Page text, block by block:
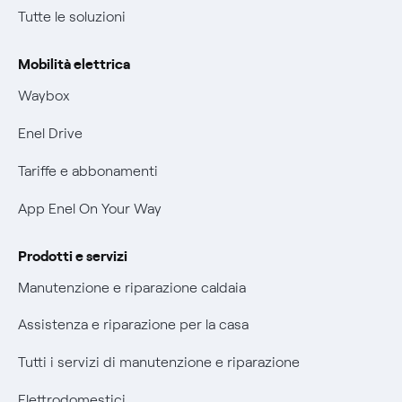
Offerte Placet non vulnerabili
Mobilità Elettrica
Phishing e truffe online
Verifica chi ti ha chiamato
Agevolazione utenti con disabilità per offerte Fibra
Tutte le soluzioni
Mobilità elettrica
Waybox
Enel Drive
Tariffe e abbonamenti
App Enel On Your Way
Prodotti e servizi
Manutenzione e riparazione caldaia
Assistenza e riparazione per la casa
Tutti i servizi di manutenzione e riparazione